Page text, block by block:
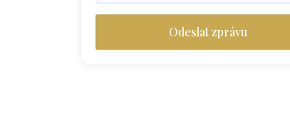
Odeslat zprávu